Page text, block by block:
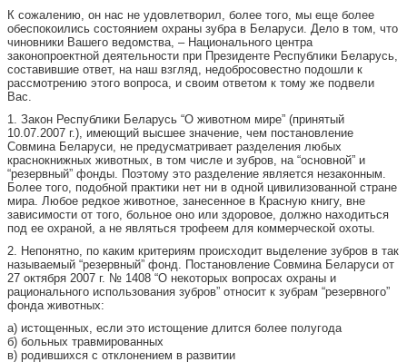
К сожалению, он нас не удовлетворил, более того, мы еще более
обеспокоились состоянием охраны зубра в Беларуси. Дело в том, что
чиновники Вашего ведомства, – Национального центра
законопроектной деятельности при Президенте Республики Беларусь,
составившие ответ, на наш взгляд, недобросовестно подошли к
рассмотрению этого вопроса, и своим ответом к тому же подвели
Вас.
1. Закон Республики Беларусь “О животном мире” (принятый
10.07.2007 г.), имеющий высшее значение, чем постановление
Совмина Беларуси, не предусматривает разделения любых
краснокнижных животных, в том числе и зубров, на “основной” и
“резервный” фонды. Поэтому это разделение является незаконным.
Более того, подобной практики нет ни в одной цивилизованной стране
мира. Любое редкое животное, занесенное в Красную книгу, вне
зависимости от того, больное оно или здоровое, должно находиться
под ее охраной, а не являться трофеем для коммерческой охоты.
2. Непонятно, по каким критериям происходит выделение зубров в так
называемый “резервный” фонд. Постановление Совмина Беларуси от
27 октября 2007 г. № 1408 “О некоторых вопросах охраны и
рационального использования зубров” относит к зубрам “резервного”
фонда животных:
а) истощенных, если это истощение длится более полугода
б) больных травмированных
в) родившихся с отклонением в развитии